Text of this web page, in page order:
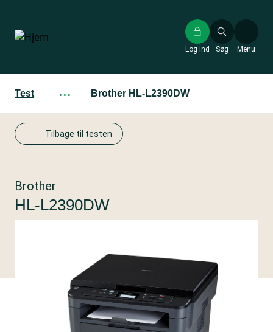
hovedindhold
Søg
Log ind Menu
Test ··· Brother HL-L2390DW
Tilbage til testen
Brother
HL-L2390DW